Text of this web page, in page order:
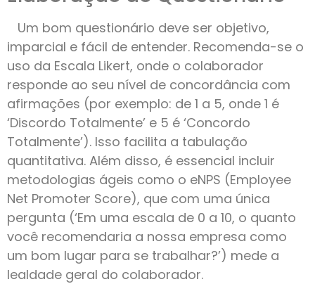
Um bom questionário deve ser objetivo,
imparcial e fácil de entender. Recomenda-se o
uso da Escala Likert, onde o colaborador
responde ao seu nível de concordância com
afirmações (por exemplo: de 1 a 5, onde 1 é
‘Discordo Totalmente’ e 5 é ‘Concordo
Totalmente’). Isso facilita a tabulação
quantitativa. Além disso, é essencial incluir
metodologias ágeis como o eNPS (Employee
Net Promoter Score), que com uma única
pergunta (‘Em uma escala de 0 a 10, o quanto
você recomendaria a nossa empresa como
um bom lugar para se trabalhar?’) mede a
lealdade geral do colaborador.